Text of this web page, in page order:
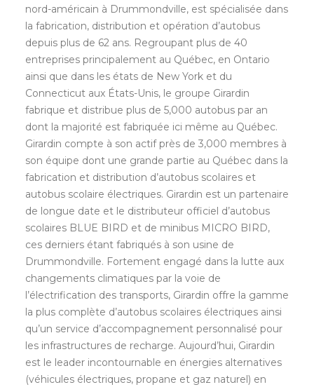
nord-américain à Drummondville, est spécialisée dans
la fabrication, distribution et opération d’autobus
depuis plus de 62 ans. Regroupant plus de 40
entreprises principalement au Québec, en Ontario
ainsi que dans les états de New York et du
Connecticut aux États-Unis, le groupe Girardin
fabrique et distribue plus de 5,000 autobus par an
dont la majorité est fabriquée ici même au Québec.
Girardin compte à son actif près de 3,000 membres à
son équipe dont une grande partie au Québec dans la
fabrication et distribution d’autobus scolaires et
autobus scolaire électriques. Girardin est un partenaire
de longue date et le distributeur officiel d’autobus
scolaires BLUE BIRD et de minibus MICRO BIRD,
ces derniers étant fabriqués à son usine de
Drummondville. Fortement engagé dans la lutte aux
changements climatiques par la voie de
l’électrification des transports, Girardin offre la gamme
la plus complète d’autobus scolaires électriques ainsi
qu’un service d’accompagnement personnalisé pour
les infrastructures de recharge. Aujourd’hui, Girardin
est le leader incontournable en énergies alternatives
(véhicules électriques, propane et gaz naturel) en